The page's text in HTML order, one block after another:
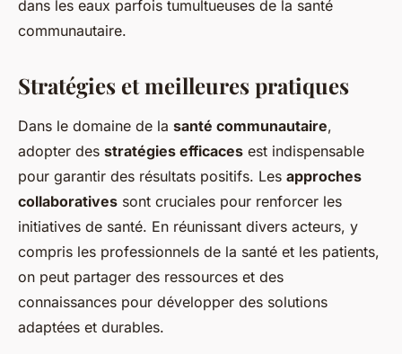
dans les eaux parfois tumultueuses de la santé
communautaire.
Stratégies et meilleures pratiques
Dans le domaine de la santé communautaire,
adopter des stratégies efficaces est indispensable
pour garantir des résultats positifs. Les approches
collaboratives sont cruciales pour renforcer les
initiatives de santé. En réunissant divers acteurs, y
compris les professionnels de la santé et les patients,
on peut partager des ressources et des
connaissances pour développer des solutions
adaptées et durables.